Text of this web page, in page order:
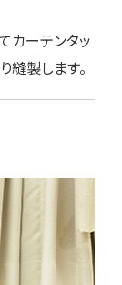
カーテンタッ
縫製します。